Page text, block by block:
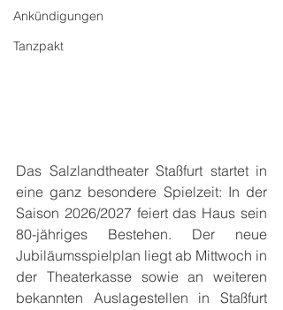
Ankündigungen
Tanzpakt
Das Salzlandtheater Staßfurt startet in
eine ganz besondere Spielzeit: In der
Saison 2026/2027 feiert das Haus sein
80-jähriges Bestehen. Der neue
Jubiläumsspielplan liegt ab Mittwoch in
der Theaterkasse sowie an weiteren
bekannten Auslagestellen in Staßfurt